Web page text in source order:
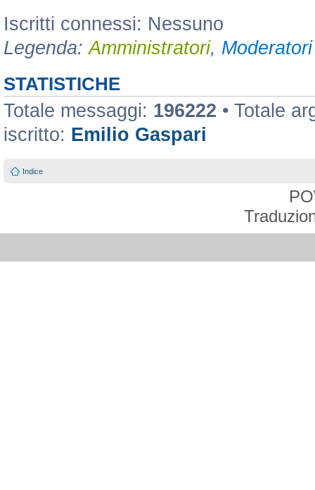
Iscritti connessi: Nessuno
Legenda:Amministratori,
STATISTICHE
Totale messaggi: 196222 • Totale
iscritto: Emilio Gaspari
Indice